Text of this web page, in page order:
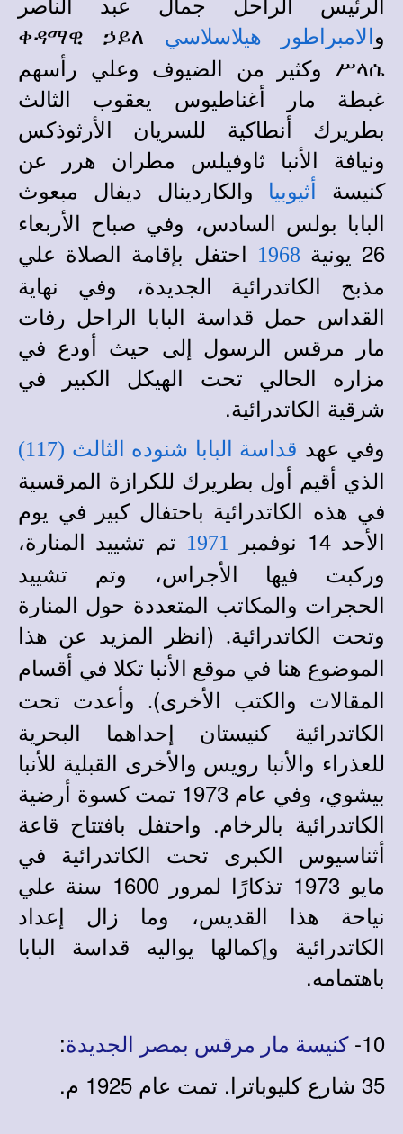
و الامبراطور هيلاسلاسي
ቀዳማዊ ኃይለ
ሥላሴ وكثير من الضيوف وعلي رأسهم
غبطة مار أغناطيوس يعقوب الثالث
بطريرك أنطاكية للسريان الأرثوذكس
ونيافة الأنبا ثاوفيلس مطران هرر عن
كنيسة
أثيوبيا
والكاردينال ديفال مبعوث
البابا بولس السادس، وفي صباح الأربعاء
26 يونية
1968 احتفل بإقامة الصلاة علي
مذبح الكاتدرائية الجديدة، وفي نهاية
القداس حمل قداسة البابا الراحل رفات
مار مرقس الرسول إلى حيث أودع في
مزاره الحالي تحت الهيكل الكبير في
شرقية الكاتدرائية.
وفي عهد قداسة البابا شنوده الثالث (117)
الذي أقيم أول بطريرك للكرازة المرقسية
في هذه الكاتدرائية باحتفال كبير في يوم
الأحد 14 نوفمبر
1971 تم تشييد المنارة،
وركبت فيها الأجراس، وتم تشييد
الحجرات والمكاتب المتعددة حول المنارة
وتحت الكاتدرائية. (انظر المزيد عن هذا
الموضوع هنا في موقع الأنبا تكلا في أقسام
المقالات والكتب الأخرى).
وأعدت تحت
الكاتدرائية كنيستان إحداهما البحرية
للعذراء والأنبا رويس والأخرى القبلية للأنبا
بيشوي، وفي عام 1973 تمت كسوة أرضية
الكاتدرائية بالرخام. واحتفل بافتتاح قاعة
أثناسيوس الكبرى تحت الكاتدرائية في
مايو 1973 تذكارًا لمرور 1600 سنة علي
نياحة هذا القديس، وما زال إعداد
الكاتدرائية وإكمالها يواليه قداسة البابا
باهتمامه.
10- كنيسة مار مرقس بمصر الجديدة:
35 شارع كليوباترا. تمت عام 1925 م.